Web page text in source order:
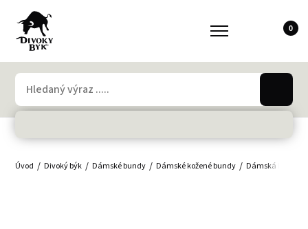
0
Úvod Divoký býk Dámské bundy Dámské kožené bundy Dámská kožená